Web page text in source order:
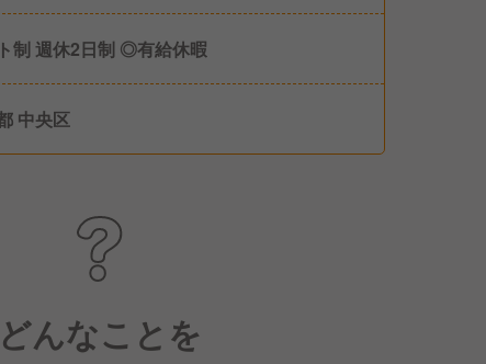
シフト制 週休2日制 ◎有給休暇
中央区
んなことを